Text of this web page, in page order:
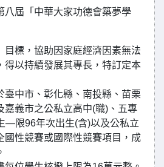
八屆「中華大家功德會築夢學
目標，協助因家庭經濟因素無法
得以持續發展其專長，特訂定本
臺中市、彰化縣、南投縣、苗栗
嘉義市之公私立高中(職)、五專
—限96年次出生(含)以及公私立
國性競賽或國際性競賽項目，成